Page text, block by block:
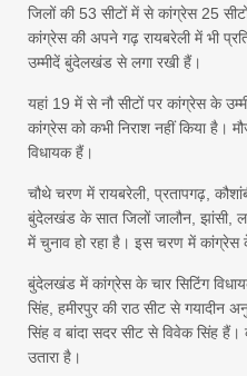
जिलों की 53 सीटों में से कांग्रेस 25
कांग्रेस की अपने गढ़ रायबरेली में भी
उम्मीदें बुंदेलखंड से लगा रखी हैं।
यहां 19 में से नौ सीटों पर कांग्रेस के
कांग्रेस को कभी निराश नहीं किया
विधायक हैं।
चौथे चरण में रायबरेली, प्रतापगढ़,
बुंदेलखंड के सात जिलों जालौन, झांसी,
में चुनाव हो रहा है। इस चरण में कांग्रेस
बुंदेलखंड में कांग्रेस के चार सिटिंग
सिंह, हमीरपुर की राठ सीट से गयादीन
सिंह व बांदा सदर सीट से विवेक सिंह
उतारा है।